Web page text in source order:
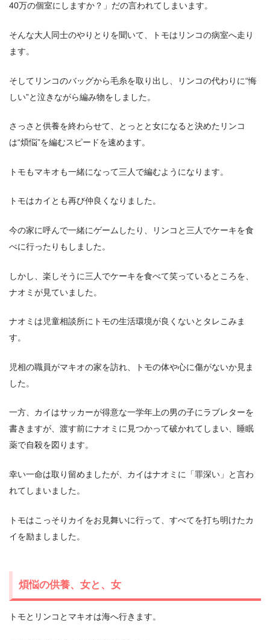
40万の個室にしますか？」だの言われてしまいます。
そんな大人同士のやりとりを聞いて、トモはリンコの病室へ走り
ます。
そしてリンコのバッグから毛糸を取り出し、リンコの代わりに“悔
しい”と泣きながら編み物をしました。
さっさと供養を終わらせて、とっとと女になると決めたリンコ
は“煩悩”を編むスピードを速めます。
トモもマキオも一緒になって三人で編むようになります。
トモはカイとも再び仲良くなりました。
今の家に呼んで一緒にゲームしたり、リンコと三人でケーキを食
べに行ったりもしました。
しかし、楽しそうに三人でケーキを食べて笑っているところを、
ナオミが見ていました。
ナオミは児童相談所にトモの生活環境が良くないとタレこみま
す。
児相の職員がマキオの家を訪れ、トモの体や心に傷がないか見ま
した。
一方、カイはサッカーが得意な一学年上の男の子にラブレターを
書きますが、渡す前にナオミに見つかって破かれてしまい、睡眠
薬で自殺を図ります。
幸い一命は取り留めましたが、カイはナオミに「罪深い」と言わ
れてしまいました。
トモはこっそりカイをお見舞いに行って、すべてを打ち明けたカ
イを励ましました。
煩悩の供養、女と、女
トモとリンコとマキオは海へ行きます。